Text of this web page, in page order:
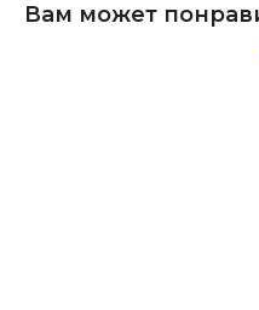
Вам может